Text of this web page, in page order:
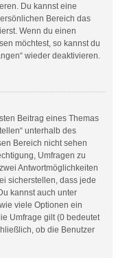
Du kannst eine
Bereich das
Wenn du einen
möchtest, so kannst du
wieder deaktivieren.
Beitrag eines Themas
unterhalb des
Bereich nicht sehen
Umfragen zu
Antwortmöglichkeiten
sicherstellen, dass jede
kannst auch unter
viele Optionen ein
Umfrage gilt (0 bedeutet
ob die Benutzer